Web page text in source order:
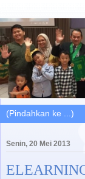
Senin, 20 Mei 2013